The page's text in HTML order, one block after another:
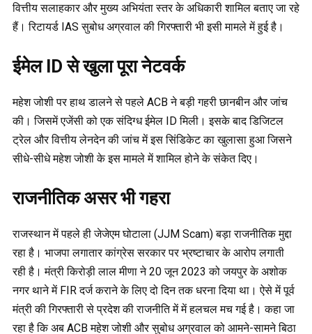
वित्तीय सलाहकार और मुख्य अभियंता स्तर के अधिकारी शामिल बताए जा रहे
हैं। रिटायर्ड IAS सुबोध अग्रवाल की गिरफ्तारी भी इसी मामले में हुई है।
ईमेल ID से खुला पूरा नेटवर्क
महेश जोशी पर हाथ डालने से पहले ACB ने बड़ी गहरी छानबीन और जांच
की। जिसमें एजेंसी को एक संदिग्ध ईमेल ID मिली। इसके बाद डिजिटल
ट्रेल और वित्तीय लेनदेन की जांच में इस सिंडिकेट का खुलासा हुआ जिसने
सीधे-सीधे महेश जोशी के इस मामले में शामिल होने के संकेत दिए।
राजनीतिक असर भी गहरा
राजस्थान में पहले ही जेजेएम घोटाला (JJM Scam) बड़ा राजनीतिक मुद्दा
रहा है। भाजपा लगातार कांग्रेस सरकार पर भ्रष्टाचार के आरोप लगाती
रही है। मंत्री किरोड़ी लाल मीणा ने 20 जून 2023 को जयपुर के अशोक
नगर थाने में FIR दर्ज कराने के लिए दो दिन तक धरना दिया था। ऐसे में पूर्व
मंत्री की गिरफ्तारी से प्रदेश की राजनीति में में हलचल मच गई है। कहा जा
रहा है कि अब ACB महेश जोशी और सुबोध अग्रवाल को आमने-सामने बिठा